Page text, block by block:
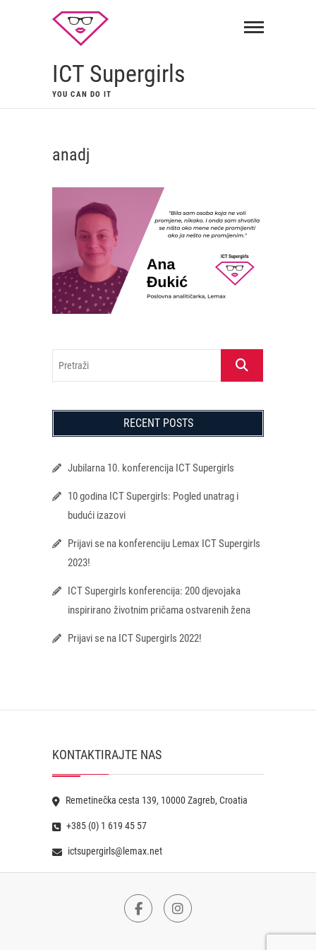
ICT Supergirls
YOU CAN DO IT
anadj
Pretraži
RECENT POSTS
Jubilarna 10. konferencija ICT Supergirls
10 godina ICT Supergirls: Pogled unatrag i
budući izazovi
Prijavi se na konferenciju Lemax ICT Supergirls
2023!
ICT Supergirls konferencija: 200 djevojaka
inspirirano životnim pričama ostvarenih žena
Prijavi se na ICT Supergirls 2022!
KONTAKTIRAJTE NAS
Remetinečka cesta 139, 10000 Zagreb, Croatia
+385 (0) 1 619 45 57
ictsupergirls@lemax.net
FacebookInstagram